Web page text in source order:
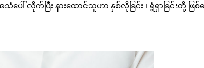
ါ် လိုက်ပြီး နားထောင်သူဟာ နှစ်လိုခြင်း ၊ ရွံရှာခြင်းတို့ ဖြစ်